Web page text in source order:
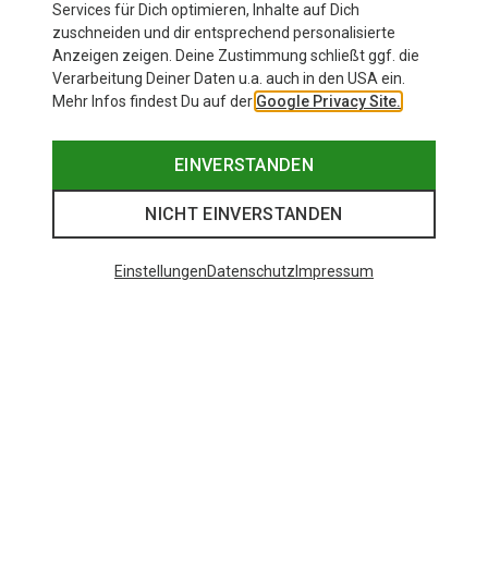
Andere Kunden kauften auch
Services für Dich optimieren, Inhalte auf Dich
zuschneiden und dir entsprechend personalisierte
Anzeigen zeigen. Deine Zustimmung schließt ggf. die
Verarbeitung Deiner Daten u.a. auch in den USA ein.
Mehr Infos findest Du auf der Google Privacy Site.
EINVERSTANDEN
NICHT EINVERSTANDEN
EinstellungenDatenschutz Impressum